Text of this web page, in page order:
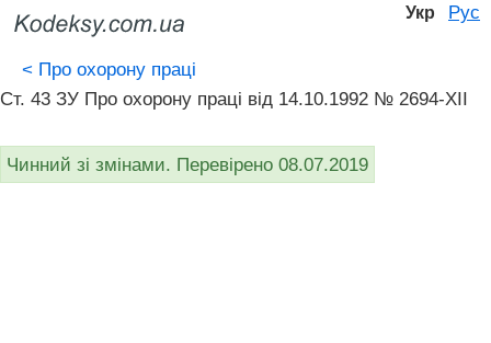
Укр Рус
< Про охорону праці
Ст. 43 ЗУ Про охорону праці вiд 14.10.1992 № 2694-XII
Чинний зі змінами. Перевірено 08.07.2019